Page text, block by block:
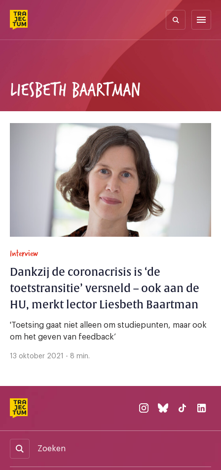
content
menu
LIESBETH BAARTMAN
Interview
Dankzij de coronacrisis is ‘de
toetstransitie’ versneld – ook aan de
HU, merkt lector Liesbeth Baartman
'Toetsing gaat niet alleen om studiepunten, maar ook
om het geven van feedback’
13 oktober 2021 - 8 min.
Zoeken